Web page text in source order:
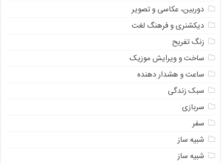
دوربین، عکاسی و تصویر
دیکشنری و فرهنگ لغت
زنگ تفریح
ساخت و ویرایش موزیک
ساعت و هشدار دهنده
سبک زندگی
سربازی
سفر
شبیه ساز
شبیه ساز